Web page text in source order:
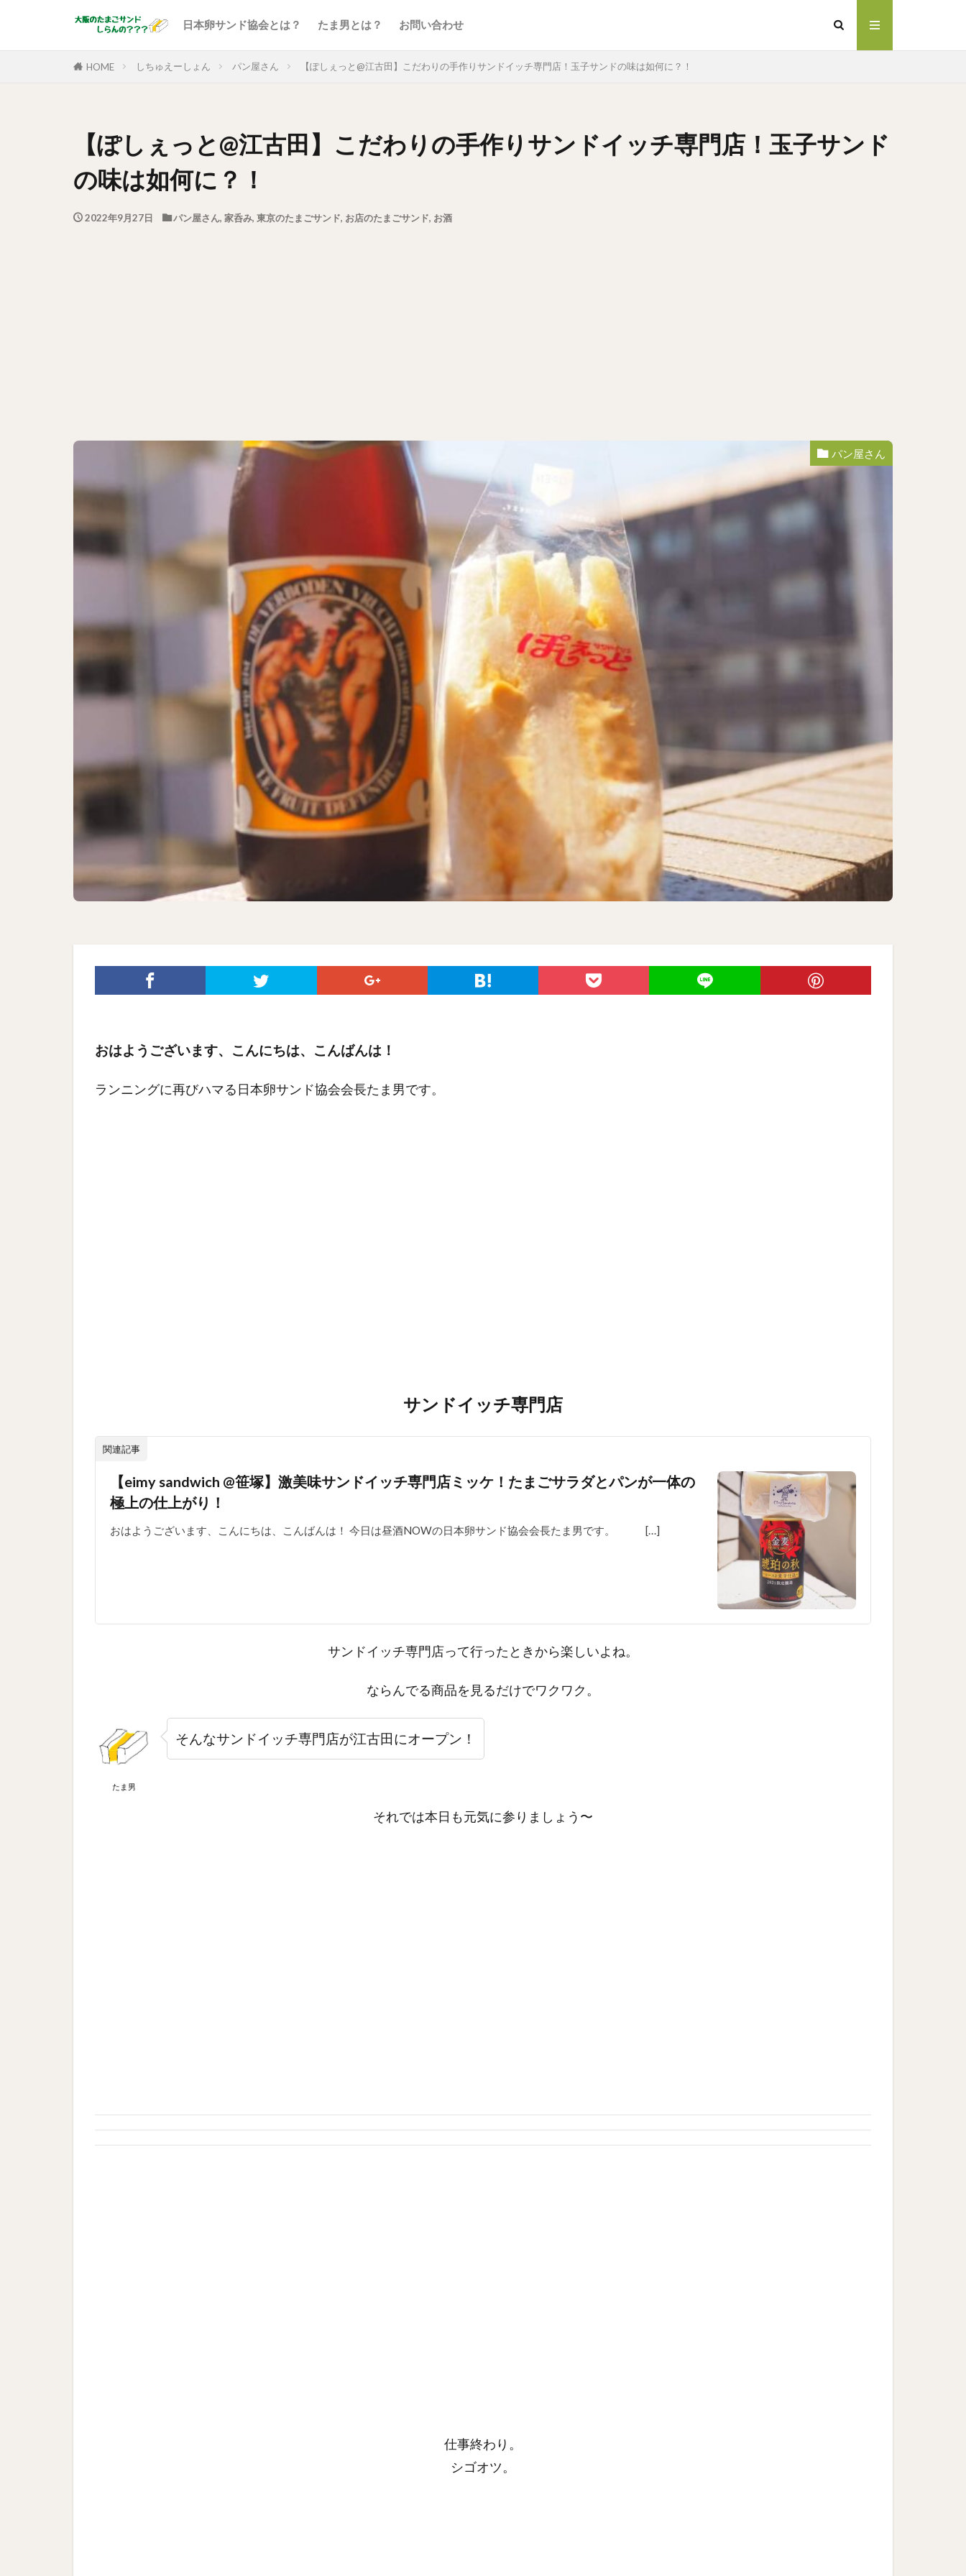
日本卵サンド協会とは？ たま男とは？ お問い合わせ
HOME しちゅえーしょん パン屋さん 【ぽしぇっと@江古田】こだわりの手作りサンドイッチ専門店！玉子サンドの味は如何に？！
【ぽしぇっと@江古田】こだわりの手作りサンドイッチ専門店！玉子サンド
の味は如何に？！
2022年9月27日 パン屋さん, 家呑み, 東京のたまごサンド, お店のたまごサンド, お酒
パン屋さん
おはようございます、こんにちは、こんばんは！
ランニングに再びハマる日本卵サンド協会会長たま男です。
サンドイッチ専門店
関連記事
【eimy sandwich @笹塚】激美味サンドイッチ専門店ミッケ！たまごサラダとパンが一体の
極上の仕上がり！
おはようございます、こんにちは、こんばんは！ 今日は昼酒NOWの日本卵サンド協会会長たま男です。 […]
サンドイッチ専門店って行ったときから楽しいよね。
ならんでる商品を見るだけでワクワク。
たま男
そんなサンドイッチ専門店が江古田にオープン！
それでは本日も元気に参りましょう〜
仕事終わり。
シゴオツ。